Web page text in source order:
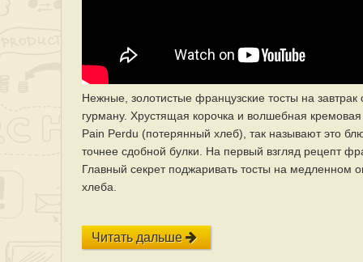
Нежные, золотистые французские тосты на
гурману. Хрустящая корочка и волшебная
Pain Perdu (потерянный хлеб), так называют это
точнее сдобной булки. На первый взгляд рецепт
Главный секрет поджаривать тосты на медленном
хлеба.
Читать дальше